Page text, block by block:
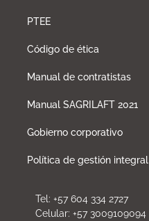
PTEE
Código de ética
Manual de contratistas
Manual SAGRILAFT 2021
Gobierno corporativo
Política de gestión integral
Tel: +57 604 334 2727
Celular: +57 3009109094